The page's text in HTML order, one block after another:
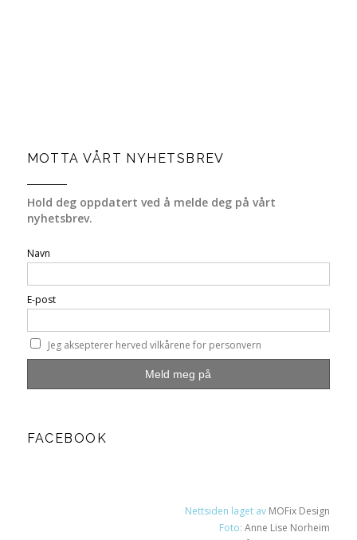
MOTTA VÅRT NYHETSBREV
Hold deg oppdatert ved å melde deg på vårt
nyhetsbrev.
Navn
E-post
Jeg aksepterer herved vilkårene for personvern
FACEBOOK
Nettsiden laget av MOFix Design
Foto:Anne Lise Norheim